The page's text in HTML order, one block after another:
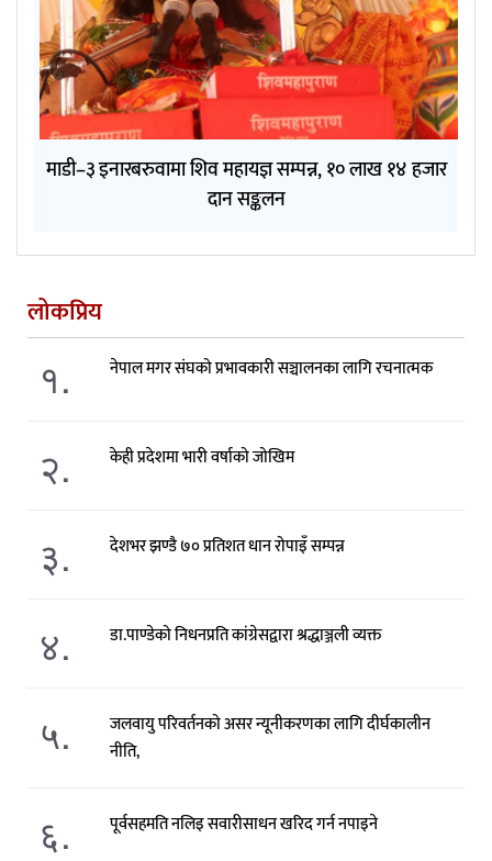
माडी–३ इनारबरुवामा शिव महायज्ञ सम्पन्न, १० लाख १४ हजार
दान सङ्कलन
लोकप्रिय
१. नेपाल मगर संघको प्रभावकारी सञ्चालनका लागि रचनात्मक
२. केही प्रदेशमा भारी वर्षाको जोखिम
३. देशभर झण्डै ७० प्रतिशत धान रोपाइँ सम्पन्न
४. डा.पाण्डेको निधनप्रति कांग्रेसद्वारा श्रद्धाञ्जली व्यक्त
५.
जलवायु परिवर्तनको असर न्यूनीकरणका लागि दीर्घकालीन
नीति,
६. पूर्वसहमति नलिइ सवारीसाधन खरिद गर्न नपाइने